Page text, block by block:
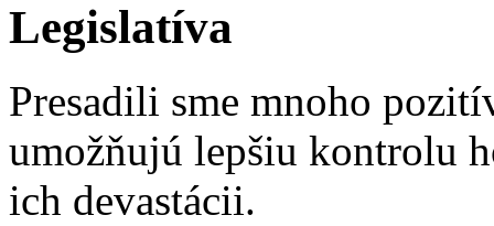
Legislatíva
Presadili sme mnoho
umožňujú lepšiu kontrolu
ich devastácii.